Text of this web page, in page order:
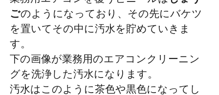
ごのようになっており、その先にバケツ
を置いてその中に汚水を貯めていきま
す。
下の画像が業務用のエアコンクリーニン
グを洗浄した汚水になります。
汚水はこのように茶色や黒色になってし